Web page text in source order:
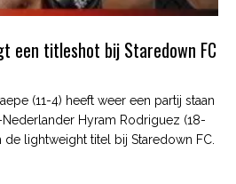
een titleshot bij Staredown FC
(11-4) heeft weer een partij staan
Hyram Rodriguez (18-
de lightweight titel bij Staredown FC.